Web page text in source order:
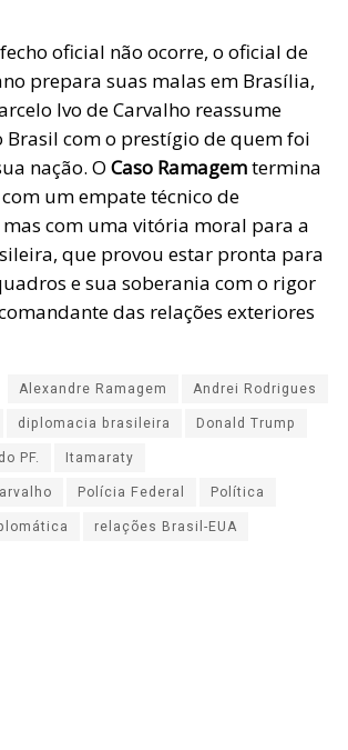
oficial não ocorre, o oficial de
prepara suas malas em Brasília,
Ivo de Carvalho reassume
Brasil com o prestígio de quem foi
nação. O Caso Ramagemtermina
um empate técnico de
com uma vitória moral para a
que provou estar pronta para
e sua soberania com o rigor
das relações exteriores
Alexandre Ramagem
Andrei Rodrigues
diplomacia brasileira
Donald Trump
PF.
Itamaraty
Polícia Federal
Política
relações Brasil-EUA